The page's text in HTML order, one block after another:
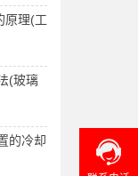
原理(工
(玻璃
的冷却